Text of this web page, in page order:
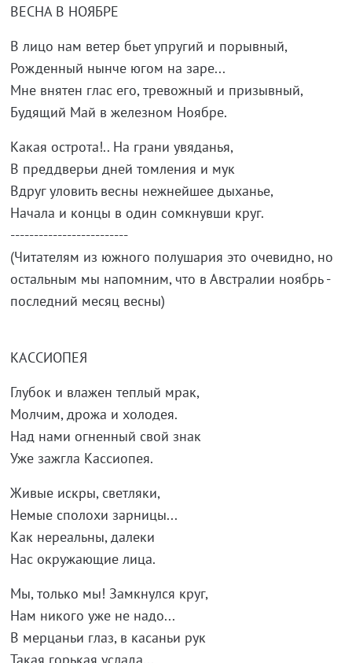
ВЕСНА В НОЯБРЕ
В лицо нам ветер бьет упругий и порывный,
Рожденный нынче югом на заре...
Мне внятен глас его, тревожный и призывный,
Будящий Май в железном Ноябре.
Какая острота!.. На грани увяданья,
В преддверьи дней томления и мук
Вдруг уловить весны нежнейшее дыханье,
Начала и концы в один сомкнувши круг.
-------------------------
(Читателям из южного полушария это очевидно, но
остальным мы напомним, что в Австралии ноябрь -
последний месяц весны)
КАССИОПЕЯ
Глубок и влажен теплый мрак,
Молчим, дрожа и холодея.
Над нами огненный свой знак
Уже зажгла Кассиопея.
Живые искры, светляки,
Немые сполохи зарницы...
Как нереальны, далеки
Нас окружающие лица.
Мы, только мы! Замкнулся круг,
Нам никого уже не надо...
В мерцаньи глаз, в касаньи рук